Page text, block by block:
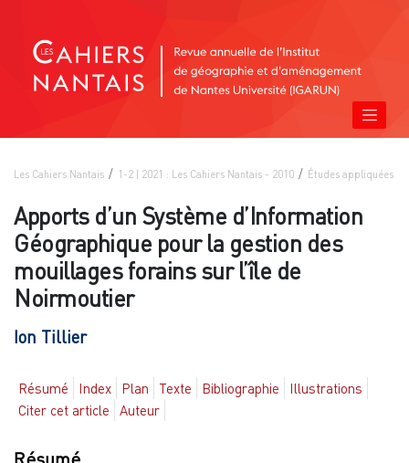
Les Cahiers Nantais 1-2 | 2021 : Les Cahiers Nantais - 2010 Études appliquées
Apports d’un Système d’Information
Géographique pour la gestion des
mouillages forains sur l’île de
Noirmoutier
Ion Tillier
Résumé Index Plan Texte Bibliographie
Illustrations
Citer cet article
Auteur